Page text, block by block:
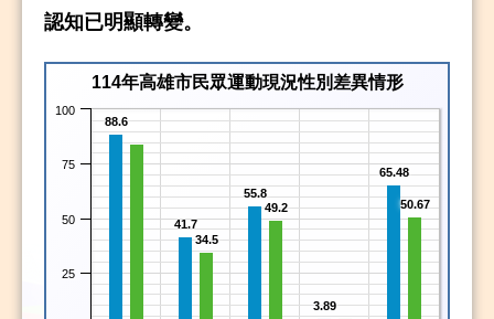
認知已明顯轉變。
114年高雄市民眾運動現況性別差異情形
88.6
41.7
55.8
3.89
65.48
34.5
49.2 50.67
25
50
75
100